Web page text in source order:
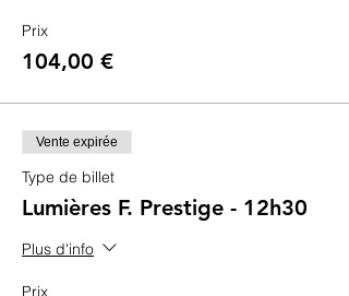
Prix
104,00 €
Vente expirée
Type de billet
Lumières F. Prestige - 12h30
Plus d'info
Prix